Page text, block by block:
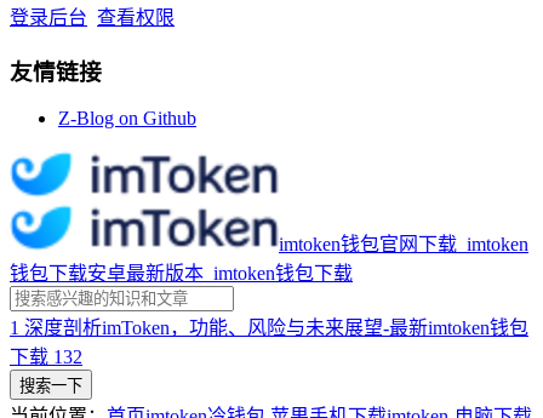
登录后台 查看权限
友情链接
Z-Blog on Github
imtoken钱包官网下载_imtoken
钱包下载安卓最新版本_imtoken钱包下载
1 深度剖析imToken，功能、风险与未来展望-最新imtoken钱包
下载 132
搜索一下